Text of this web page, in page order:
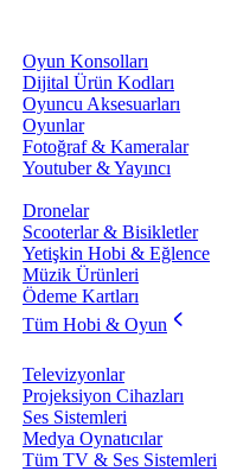
Oyun Konsolları
Dijital Ürün Kodları
Oyuncu Aksesuarları
Oyunlar
Fotoğraf & Kameralar
Youtuber & Yayıncı
Dronelar
Scooterlar & Bisikletler
Yetişkin Hobi & Eğlence
Müzik Ürünleri
Ödeme Kartları
Tüm Hobi & Oyun
Televizyonlar
Projeksiyon Cihazları
Ses Sistemleri
Medya Oynatıcılar
Tüm TV & Ses Sistemleri